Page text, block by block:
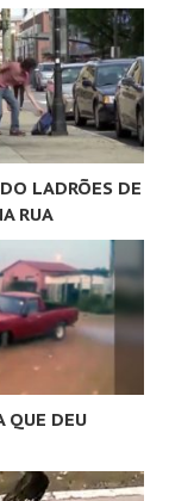
LADRÕES DE
RUA
QUE DEU